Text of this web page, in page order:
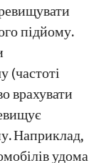
підйому.
(частоті
врахувати
Наприклад,
удома